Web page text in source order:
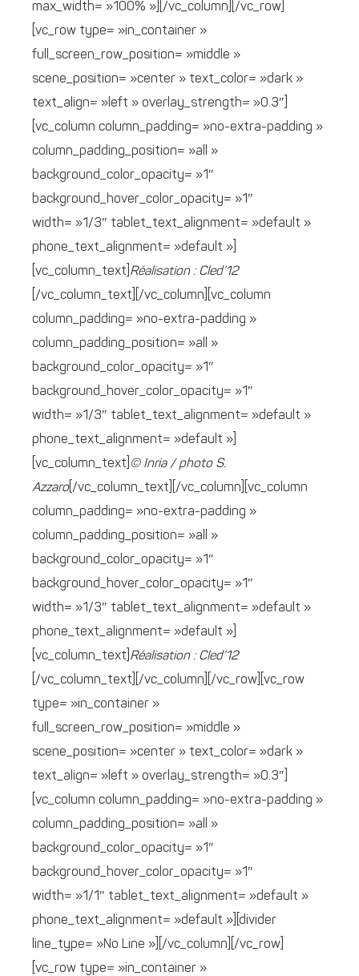
max_width= »100% »][/vc_column][/vc_row]
[vc_row type= »in_container »
full_screen_row_position= »middle »
scene_position= »center » text_color= »dark »
text_align= »left » overlay_strength= »0.3″]
[vc_column column_padding= »no-extra-padding »
column_padding_position= »all »
background_color_opacity= »1″
background_hover_color_opacity= »1″
width= »1/3″ tablet_text_alignment= »default »
phone_text_alignment= »default »]
[vc_column_text] Réalisation : Cled’12
[/vc_column_text][/vc_column][vc_column
column_padding= »no-extra-padding »
column_padding_position= »all »
background_color_opacity= »1″
background_hover_color_opacity= »1″
width= »1/3″ tablet_text_alignment= »default »
phone_text_alignment= »default »]
[vc_column_text] © Inria / photo S.
Azzaro[/vc_column_text][/vc_column][vc_column
column_padding= »no-extra-padding »
column_padding_position= »all »
background_color_opacity= »1″
background_hover_color_opacity= »1″
width= »1/3″ tablet_text_alignment= »default »
phone_text_alignment= »default »]
[vc_column_text] Réalisation : Cled’12
[/vc_column_text][/vc_column][/vc_row][vc_row
type= »in_container »
full_screen_row_position= »middle »
scene_position= »center » text_color= »dark »
text_align= »left » overlay_strength= »0.3″]
[vc_column column_padding= »no-extra-padding »
column_padding_position= »all »
background_color_opacity= »1″
background_hover_color_opacity= »1″
width= »1/1″ tablet_text_alignment= »default »
phone_text_alignment= »default »][divider
line_type= »No Line »][/vc_column][/vc_row]
[vc_row type= »in_container »